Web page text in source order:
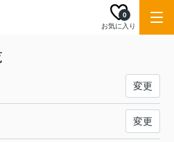
お気に入り
0
変更
変更